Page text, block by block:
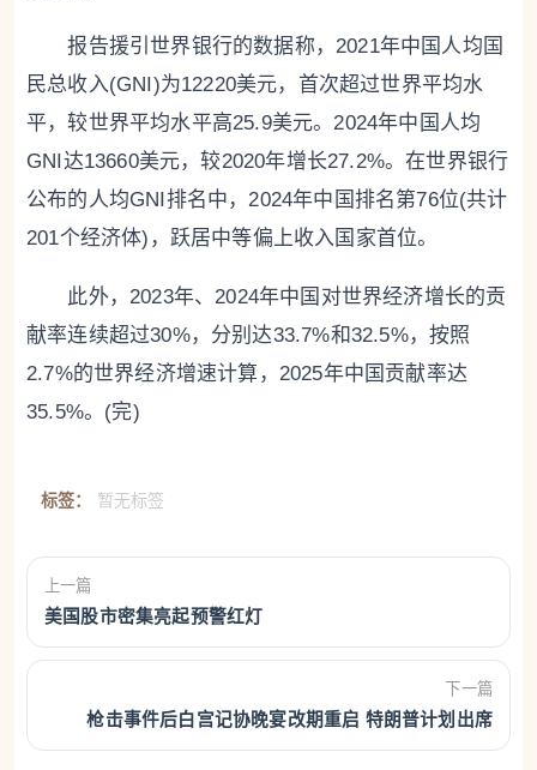
报告援引世界银行的数据称，2021年中国人均国
民总收入(GNI)为12220美元，首次超过世界平均水
平，较世界平均水平高25.9美元。2024年中国人均
GNI达13660美元，较2020年增长27.2%。在世界银行
公布的人均GNI排名中，2024年中国排名第76位(共计
201个经济体)，跃居中等偏上收入国家首位。
此外，2023年、2024年中国对世界经济增长的贡
献率连续超过30%，分别达33.7%和32.5%，按照
2.7%的世界经济增速计算，2025年中国贡献率达
35.5%。(完)
标签： 暂无标签
上一篇
美国股市密集亮起预警红灯
下一篇
枪击事件后白宫记协晚宴改期重启 特朗普计划出席